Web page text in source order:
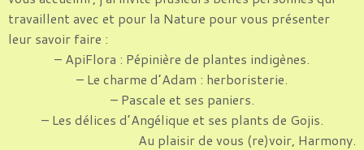
travaillent avec et pour la Nature pour vous présenter
leur savoir faire :
– ApiFlora : Pépinière de plantes indigènes.
– Le charme d’Adam : herboristerie.
– Pascale et ses paniers.
– Les délices d’Angélique et ses plants de Gojis.
Au plaisir de vous (re)voir, Harmony.